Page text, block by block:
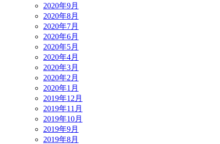
2020年9月
2020年8月
2020年7月
2020年6月
2020年5月
2020年4月
2020年3月
2020年2月
2020年1月
2019年12月
2019年11月
2019年10月
2019年9月
2019年8月